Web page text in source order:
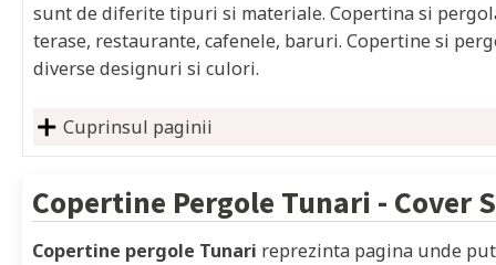
sunt de diferite tipuri si materiale. Copertina si
terase, restaurante, cafenele, baruri. Copertine si
diverse designuri si culori.
Cuprinsul paginii
Copertine Pergole Tunari - Cover
Copertine pergole Tunari reprezinta pagina unde